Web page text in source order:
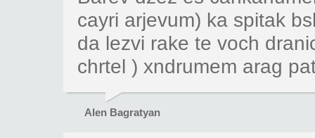
cayri arjevum) ka spitak
da lezvi rake te voch
chrtel ) xndrumem arag
Alen Bagratyan